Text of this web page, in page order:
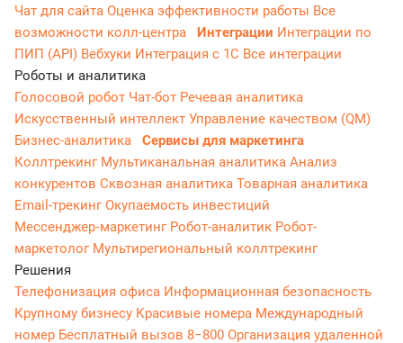
Чат для сайта Оценка эффективности работы Все
возможности колл-центра
Интеграции Интеграции по
ПИП (API) Вебхуки Интеграция с 1С Все интеграции
Роботы и аналитика
Голосовой робот Чат-бот Речевая аналитика
Искусственный интеллект Управление качеством (QM)
Бизнес-аналитика
Сервисы для маркетинга
Коллтрекинг Мультиканальная аналитика Анализ
конкурентов Сквозная аналитика Товарная аналитика
Email-трекингОкупаемость инвестиций
Мессенджер‑маркетинг Робот-аналитик Робот-
маркетолог Мультирегиональный коллтрекинг
Решения
Телефонизация офиса Информационная безопасность
Крупному бизнесу Красивые номера Международный
номер Бесплатный вызов 8−800 Организация удаленной